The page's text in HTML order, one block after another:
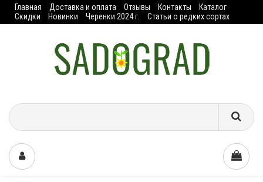
Главная Доставка и оплата Отзывы Контакты
Каталог
Скидки
Новинки Черенки 2024 г. Статьи о редких сортах